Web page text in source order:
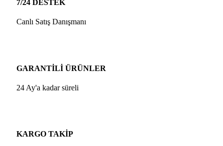
7/24 DESTEK
Canlı Satış Danışmanı
GARANTİLİ ÜRÜNLER
24 Ay'a kadar süreli
KARGO TAKİP